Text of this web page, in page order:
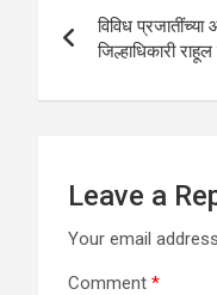
p
p
o
k
navigation
विविध
जिल्हाधिकारी
Leave a
Your email
Comment *